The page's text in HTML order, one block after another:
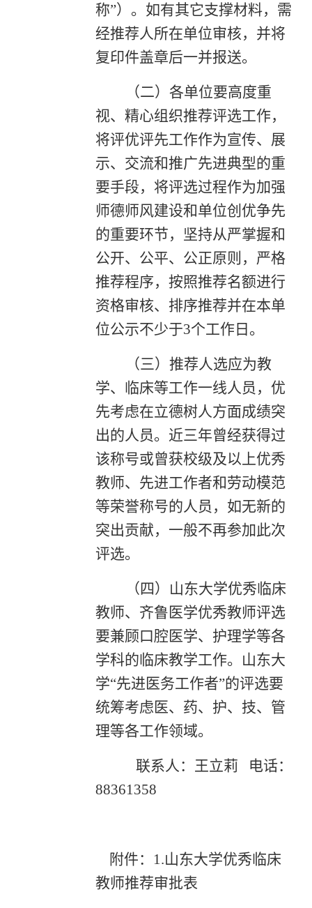
称”） 。如有其它支撑材料，需
经推荐人所在单位审核，并将
复印件盖章后一并报送。
（二）各单位要高度重
视、精心组织推荐评选工作，
将评优评先工作作为宣传、展
示、交流和推广先进典型的重
要手段，将评选过程作为加强
师德师风建设和单位创优争先
的重要环节，坚持从严掌握和
公开、公平、公正原则，严格
推荐程序，按照推荐名额进行
资格审核、排序推荐并在本单
位公示不少于3个工作日。
（三）推荐人选应为教
学、临床等工作一线人员，优
先考虑在立德树人方面成绩突
出的人员。近三年曾经获得过
该称号或曾获校级及以上优秀
教师、先进工作者和劳动模范
等荣誉称号的人员，如无新的
突出贡献，一般不再参加此次
评选。
（四）山东大学优秀临床
教师、齐鲁医学优秀教师评选
要兼顾口腔医学、护理学等各
学科的临床教学工作。山东大
学“先进医务工作者”的评选要
统筹考虑医、药、护、技、管
理等各工作领域。
联系人：王立莉
电话：
88361358
附件： 1.山东大学优秀临床
教师推荐审批表